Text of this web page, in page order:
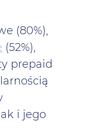
(80%),
(52%),
prepaid
i jego